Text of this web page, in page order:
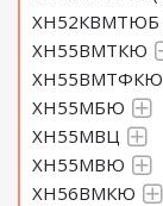
ХН52КВМТЮБ
ХН55ВМТКЮ
ХН55ВМТФКЮ
ХН55МБЮ
ХН55МВЦ
ХН55МВЮ
ХН56ВМКЮ